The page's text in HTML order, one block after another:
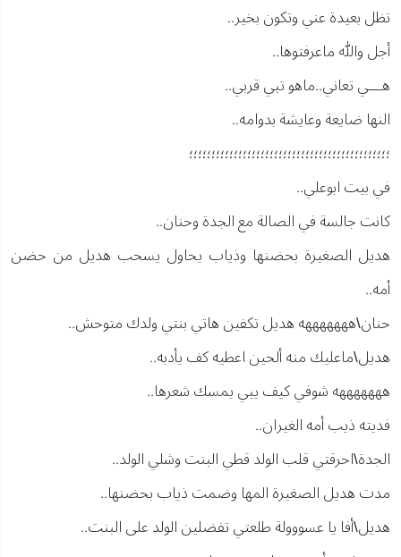
تظل بعيدة عني وتكون بخير..
أجل والله ماعرفتوها..
هـــي تعاني..ماهو تبي قربي..
النها ضايعة وعايشة بدوامه..
؛؛؛؛؛؛؛؛؛؛؛؛؛؛؛؛؛؛؛؛؛؛؛؛؛؛؛؛؛؛؛؛؛؛؛؛؛؛؛؛؛؛؛؛؛
في بيت ابوعلي..
كانت جالسة في الصالة مع الجدة وحنان..
هديل الصغيرة بحضنها وذياب يحاول يسحب هديل من حضن
أمه..
حنان\هههههههه هديل تكفين هاتي بنتي ولدك متوحش..
هديل\ماعليك منه ألحين اعطيه كف يأدبه..
هههههههه شوفي كيف يبي يمسك شعرها..
فديته ذيب أمه الغيران..
الجدة\احرقتي قلب الولد قطي البنت وشلي الولد..
مدت هديل الصغيرة المها وضمت ذياب بحضنها..
هديل\أفا يا عسووولة طلعتي تفضلين الولد على البنت..